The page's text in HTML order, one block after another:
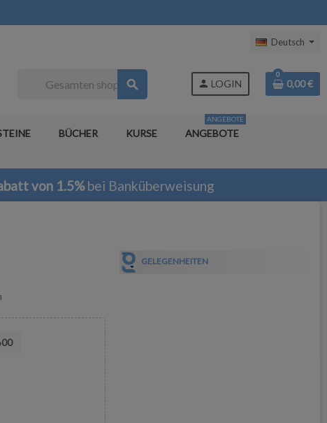
Deutsch
search person LOGIN
0
0,00 €
BÜCHER KURSE ANGEBOTE
ANGEBOTE
von 1.5%bei Banküberweisung
GELEGENHEITEN